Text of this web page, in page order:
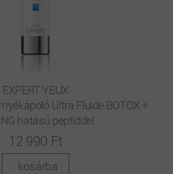
EXPERT YEUX
Ultra Fluide BOTOX +
hatású peptiddel
12 990 Ft
kosárba